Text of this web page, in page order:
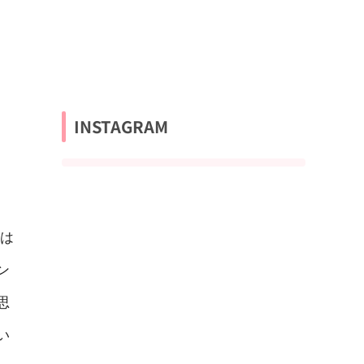
INSTAGRAM